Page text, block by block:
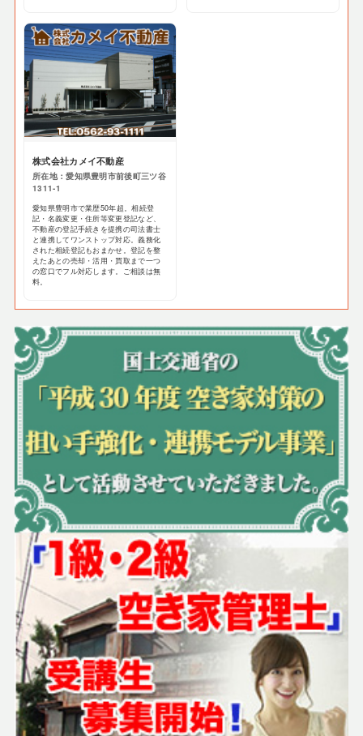
株式会社カメイ不動産
所在地：愛知県豊明市前後町三ツ谷
1311-1
愛知県豊明市で業歴50年超。相続登
記・名義変更・住所等変更登記など、
不動産の登記手続きを提携の司法書士
と連携してワンストップ対応。義務化
された相続登記もおまかせ。登記を整
えたあとの売却・活用・買取まで一つ
の窓口でフル対応します。ご相談は無
料。